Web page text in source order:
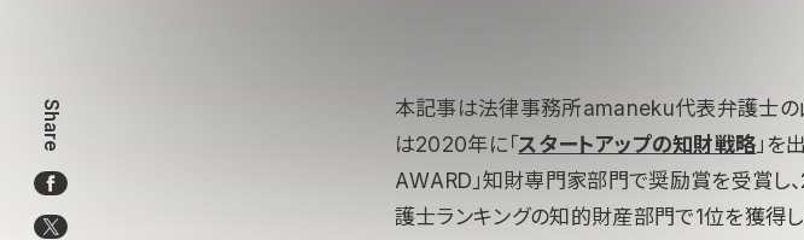
Share
本記事は法律事務所amaneku代表弁護士の
は2020年に「スタートアップの知財戦略」を
AWARD」知財専門家部門で奨励賞を受賞
護士ランキングの知的財産部門で1位を獲得し